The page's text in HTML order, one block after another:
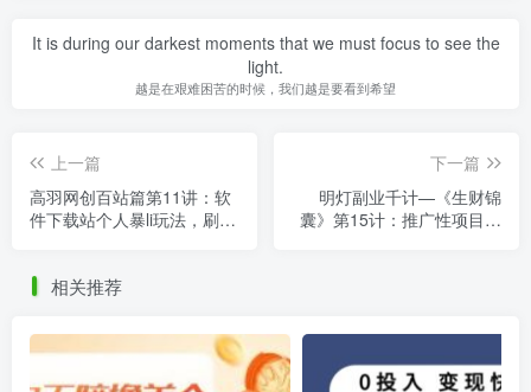
It is during our darkest moments that we must focus to see the
light.
越是在艰难困苦的时候，我们越是要看到希望
上一篇
高羽网创百站篇第11讲：软
件下载站个人暴li玩法，刷爆
下一篇
明灯副业千计—《生财锦
囊》第15计：推广性项目分
相关推荐